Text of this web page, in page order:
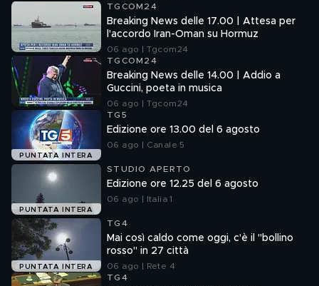
TGCOM24
Breaking News delle 17.00 | Attesa per
l'accordo Iran-Oman su Hormuz
06 ago | Tgcom24
TGCOM24
Breaking News delle 14.00 | Addio a
Guccini, poeta in musica
06 ago | Tgcom24
PUNTATA INTERA
TG5
Edizione ore 13.00 del 6 agosto
06 ago | Canale 5
PUNTATA INTERA
STUDIO APERTO
Edizione ore 12.25 del 6 agosto
06 ago | Italia 1
PUNTATA INTERA
TG4
Mai così caldo come oggi, c'è il "bollino
rosso" in 27 città
06 ago | Rete 4
TG4